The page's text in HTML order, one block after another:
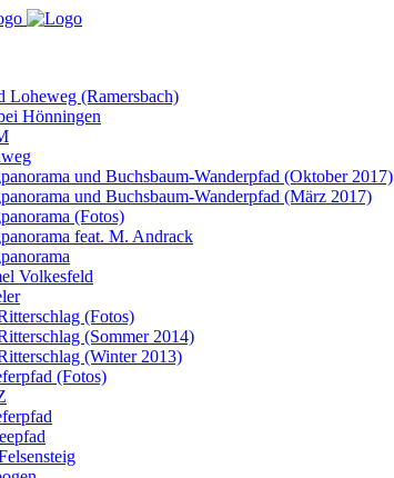
Loheweg (Ramersbach)
Hönningen
und Buchsbaum-Wanderpfad (Oktober 2017)
und Buchsbaum-Wanderpfad (März 2017)
(Fotos)
feat. M. Andrack
Volkesfeld
(Fotos)
(Sommer 2014)
(Winter 2013)
(Fotos)